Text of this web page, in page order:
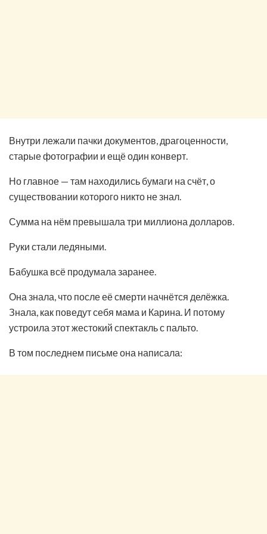
Внутри лежали пачки документов, драгоценности,
старые фотографии и ещё один конверт.
Но главное — там находились бумаги на счёт, о
существовании которого никто не знал.
Сумма на нём превышала три миллиона долларов.
Руки стали ледяными.
Бабушка всё продумала заранее.
Она знала, что после её смерти начнётся делёжка.
Знала, как поведут себя мама и Карина. И потому
устроила этот жестокий спектакль с пальто.
В том последнем письме она написала: